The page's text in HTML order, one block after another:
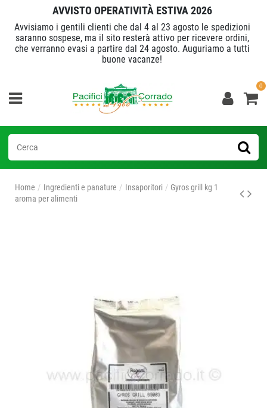
AVVISTO OPERATIVITÀ ESTIVA 2026
Avvisiamo i gentili clienti che dal 4 al 23 agosto le spedizioni
saranno sospese, ma il sito resterà attivo per ricevere ordini,
che verranno evasi a partire dal 24 agosto. Auguriamo a tutti
buone vacanze!
0
Home Ingredienti e panature Insaporitori
Gyros grill kg 1
aroma per alimenti